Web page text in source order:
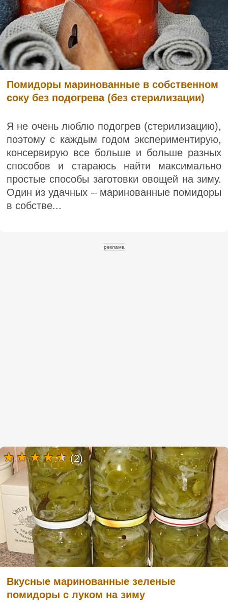
Помидоры маринованные в собственном
соку без подогрева (без стерилизации)
Я не очень люблю подогрев (стерилизацию),
поэтому с каждым годом экспериментирую,
консервирую все больше и больше разных
способов и стараюсь найти максимально
простые способы заготовки овощей на зиму.
Один из удачных – маринованные помидоры
в собстве...
реклама
Вкусные маринованные зеленые
помидоры с луком на зиму
(2)